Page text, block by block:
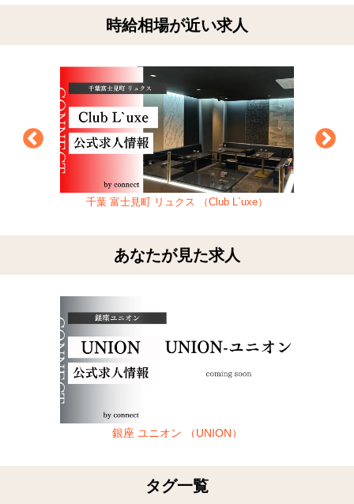
時給相場が近い求人
千葉 富士見町 リュクス （Club L`uxe）
あなたが見た求人
銀座 ユニオン （UNION）
タグ一覧